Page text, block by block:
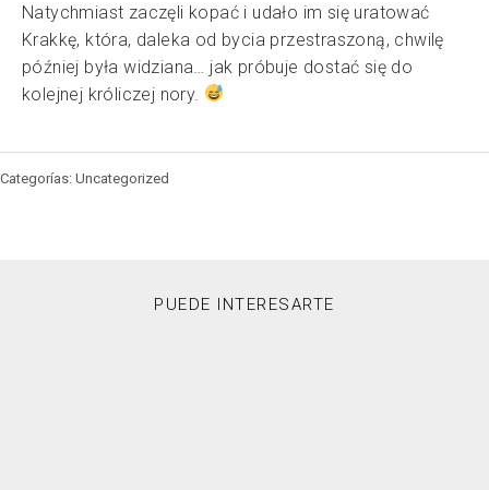
Natychmiast zaczęli kopać i udało im się uratować
Krakkę, która, daleka od bycia przestraszoną, chwilę
później była widziana… jak próbuje dostać się do
kolejnej króliczej nory.
Categorías: Uncategorized
PUEDE INTERESARTE